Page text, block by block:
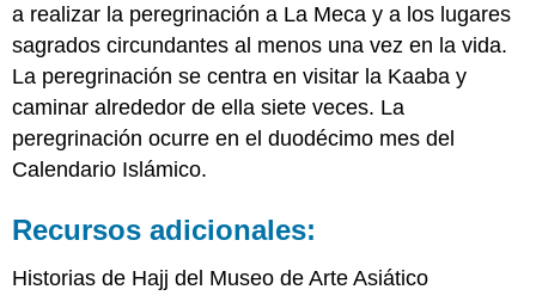
a realizar la peregrinación a La Meca y a los lugares
sagrados circundantes al menos una vez en la vida.
La peregrinación se centra en visitar la Kaaba y
caminar alrededor de ella siete veces. La
peregrinación ocurre en el duodécimo mes del
Calendario Islámico.
Recursos adicionales:
Historias de Hajj del Museo de Arte Asiático